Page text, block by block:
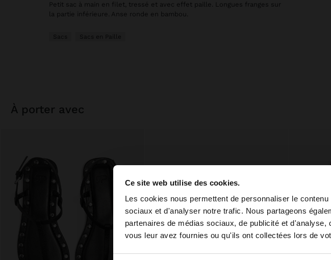
Ce site web utilise des cookies.
Les cookies nous permettent de personnaliser le
sociaux et d'analyser notre trafic. Nous partageons
partenaires de médias sociaux, de publicité et
vous leur avez fournies ou qu'ils ont collectées lors de
bonjour
Vous accédez au site depuis Luxembourg.
Petit sac à main en filet, tressé et avec effet paille. Longues franges sur
la partie inférieure. Anse ronde en bambou.
Sacs Sacs en Paille
à porter avec